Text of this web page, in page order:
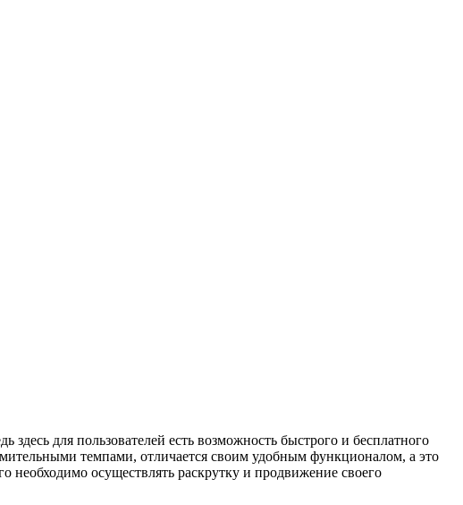
для пользователей есть возможность быстрого и бесплатного
темпами, отличается своим удобным функционалом, а это
осуществлять раскрутку и продвижение своего